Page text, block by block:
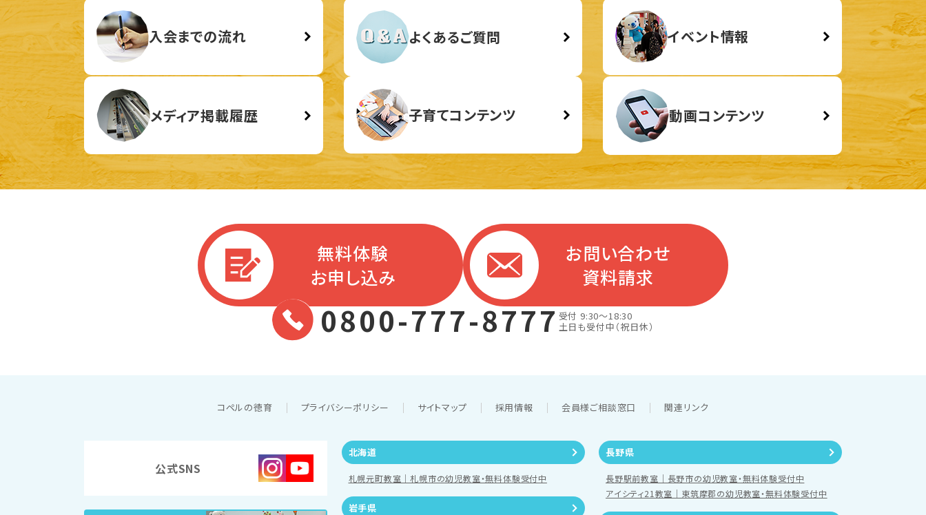
入会までの流れ よくあるご質問 イベント情報
メディア掲載履歴 子育てコンテンツ 動画コンテンツ
無料体験
お申し込み
お問い合わせ
資料請求
0800-777-8777受付 9:30～18:30
土日も受付中（祝日休）
コペルの徳育 プライバシーポリシー サイトマップ 採用情報 会員様ご相談窓口 関連リンク
公式SNS
北海道
札幌元町教室｜札幌市の幼児教室・無料体験受付中
岩手県
長野県
長野駅前教室｜長野市の幼児教室・無料体験受付中
アイシティ21教室｜東筑摩郡の幼児教室・無料体験受付中